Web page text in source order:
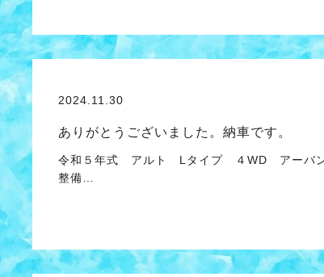
2024.11.30
ありがとうございました。納車です。
令和５年式 アルト Lタイプ ４WD アーバン
整備…